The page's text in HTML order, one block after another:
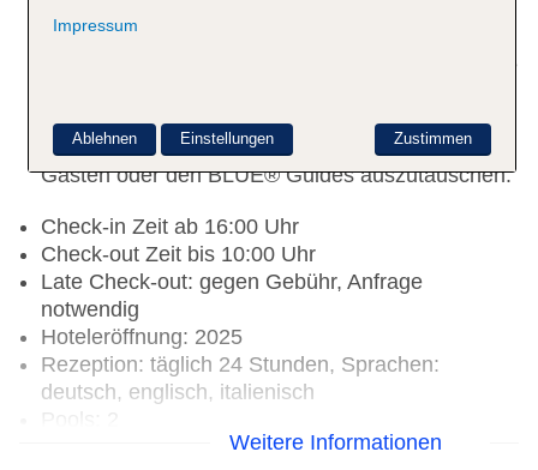
um alle Informationen über den Hotelaufenthalt
zu erhalten und vor Ort praktische Funktionen wie
nutzen. Bei Fragen steht die Pinnwandfunktion in
der App zur Verfügung, um sich mit anderen
Gästen oder den BLUE® Guides auszutauschen.
Check-in Zeit ab 16:00 Uhr
Check-out Zeit bis 10:00 Uhr
Late Check-out: gegen Gebühr, Anfrage
notwendig
Hoteleröffnung: 2025
Rezeption: täglich 24 Stunden, Sprachen:
deutsch, englisch, italienisch
Pool „Main Pool“: Outdoor, Liegen: ohne Gebühr,
Weitere Informationen
Impressum
Zustimmen
Ablehnen Einstellungen